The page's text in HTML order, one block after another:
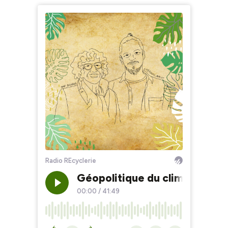
Radio REcyclerie
Géopolitique du climat : vers
00:00 / 41:49